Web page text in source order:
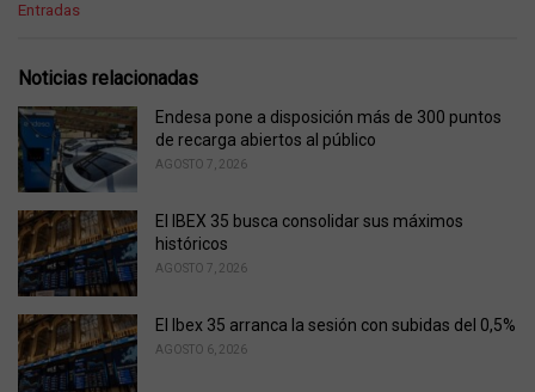
C
e
o
r
i
:
Entradas
Noticias relacionadas
Endesa pone a disposición más de 300 puntos
de recarga abiertos al público
AGOSTO 7, 2026
El IBEX 35 busca consolidar sus máximos
históricos
AGOSTO 7, 2026
El Ibex 35 arranca la sesión con subidas del 0,5%
AGOSTO 6, 2026